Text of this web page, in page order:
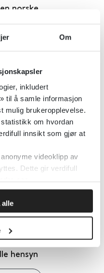
Om
inkludert
til å samle informasjon
mulig brukeropplevelse.
om hvordan
innsikt som gjør at
videoklipp av
Dette gir verdifull
oss.
alle
norske
håndtering av søl
ammende
hensyn